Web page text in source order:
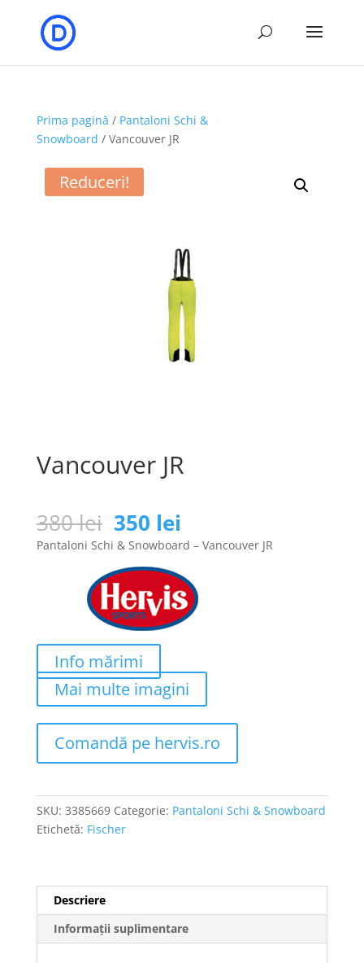
Prima pagină / Pantaloni Schi &
Snowboard / Vancouver JR
Reduceri!
Vancouver JR
380lei Prețul
inițial
a
fost:
380 lei.
350 lei
curent
este:
350 lei.
Pantaloni Schi & Snowboard – Vancouver JR
Info mărimi
Mai multe imagini
Comandă pe hervis.ro
SKU: 3385669 Categorie: Pantaloni Schi & Snowboard
Etichetă: Fischer
Descriere
Informații suplimentare